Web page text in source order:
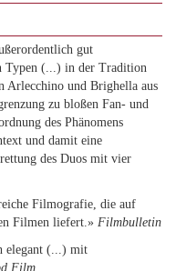
gut
Typen (...) in der Tradition
Arlecchino und Brighella aus
zu bloßen Fan- und
des Phänomens
und damit eine
des Duos mit vier
Filmografie, die auf
Filmen liefert.» Filmbulletin
elegant (...) mit
Film